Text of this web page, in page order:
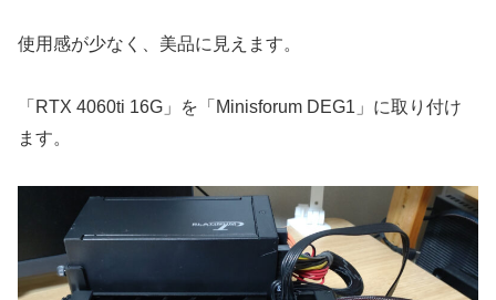
使用感が少なく、美品に見えます。
「RTX 4060ti 16G」を「Minisforum DEG1」に取り付け
ます。